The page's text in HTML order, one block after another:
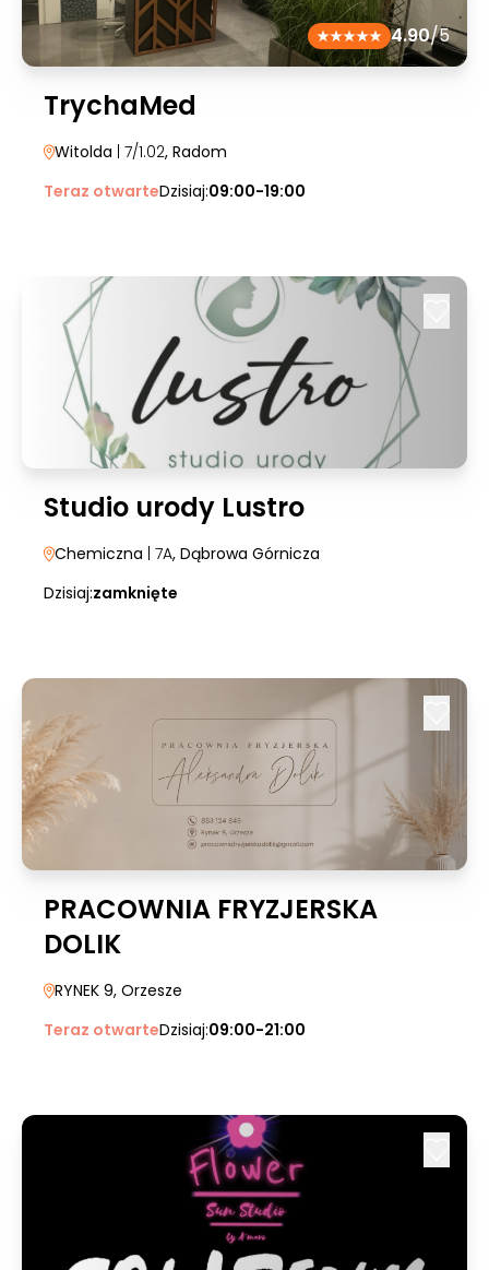
4.90/5
TrychaMed
Witolda | 7/1.02, Radom
Teraz otwarteDzisiaj:09:00-19:00
Studio urody Lustro
Chemiczna | 7A, Dąbrowa Górnicza
Dzisiaj:zamknięte
PRACOWNIA FRYZJERSKA
DOLIK
RYNEK 9, Orzesze
Teraz otwarteDzisiaj:09:00-21:00